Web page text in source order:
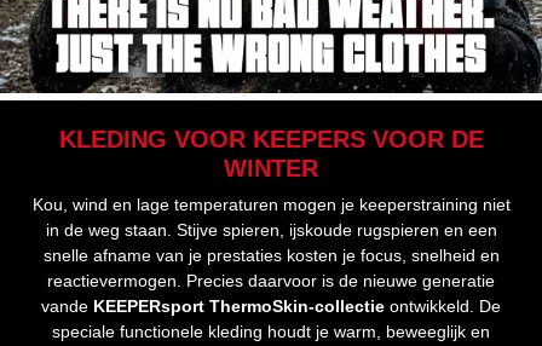
KLEDING VOOR KEEPERS VOOR DE
WINTER
Kou, wind en lage temperaturen mogen je keeperstraining niet
in de weg staan. Stijve spieren, ijskoude rugspieren en een
snelle afname van je prestaties kosten je focus, snelheid en
reactievermogen. Precies daarvoor is de nieuwe generatie
vande KEEPERsport ThermoSkin-collectie ontwikkeld. De
speciale functionele kleding houdt je warm, beweeglijk en